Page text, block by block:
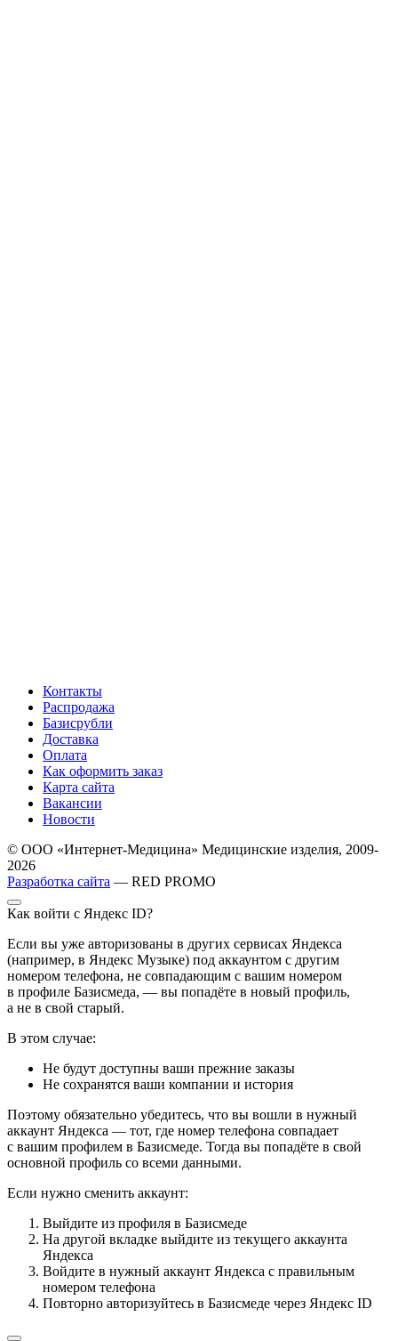
Контакты
Распродажа
Базисрубли
Доставка
Оплата
Как оформить заказ
Карта сайта
Вакансии
Новости
© ООО «Интернет-Медицина» Медицинские изделия, 2009-
2026
Разработка сайта — RED PROMO
Как войти с Яндекс ID?
Если вы уже авторизованы в других сервисах Яндекса
(например, в Яндекс Музыке) под аккаунтом с другим
номером телефона, не совпадающим с вашим номером
в профиле Базисмеда, — вы попадёте в новый профиль,
а не в свой старый.
В этом случае:
Не будут доступны ваши прежние заказы
Не сохранятся ваши компании и история
Поэтому обязательно убедитесь, что вы вошли в нужный
аккаунт Яндекса — тот, где номер телефона совпадает
с вашим профилем в Базисмеде. Тогда вы попадёте в свой
основной профиль со всеми данными.
Если нужно сменить аккаунт:
Выйдите из профиля в Базисмеде
На другой вкладке выйдите из текущего аккаунта
Яндекса
Войдите в нужный аккаунт Яндекса с правильным
номером телефона
Повторно авторизуйтесь в Базисмеде через Яндекс ID